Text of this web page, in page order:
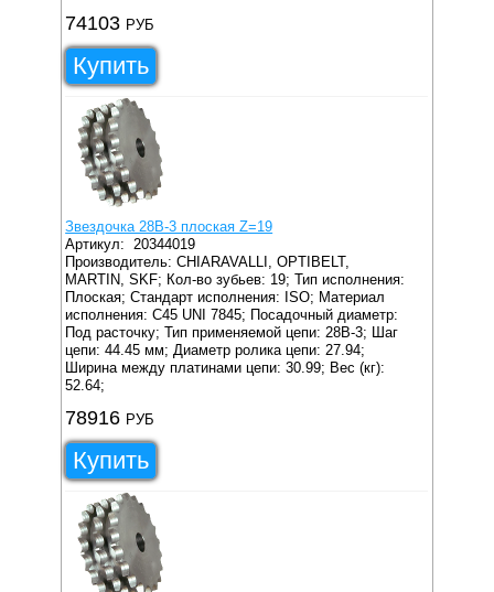
74103 РУБ
Купить
Звездочка 28B-3 плоская Z=19
Артикул: 20344019
Производитель: CHIARAVALLI, OPTIBELT,
MARTIN, SKF; Кол-во зубьев: 19; Тип исполнения:
Плоская; Стандарт исполнения: ISO; Материал
исполнения: C45 UNI 7845; Посадочный диаметр:
Под расточку; Тип применяемой цепи: 28B-3;
Шаг
цепи: 44.45 мм; Диаметр ролика цепи: 27.94;
Ширина между платинами цепи: 30.99; Вес (кг):
52.64;
78916 РУБ
Купить